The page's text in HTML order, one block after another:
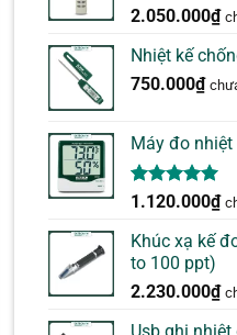
2.050.000₫
Nhiệt kế
750.000₫
Máy đo nhiệt
5.00trên 5
1
đánh giá
1.120.000₫
Khúc xạ kế
to 100 ppt)
2.230.000₫